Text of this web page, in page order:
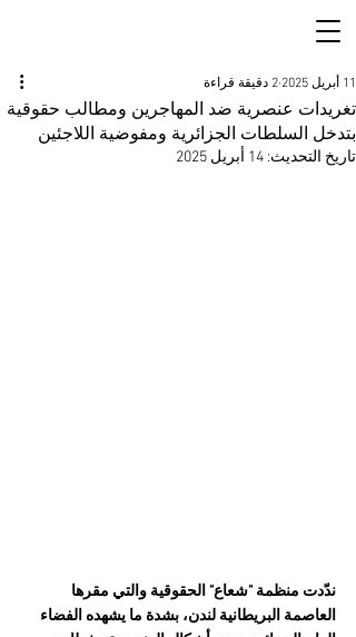
تغريدات عنصرية ضد المهاجرين ومطالب حقوقية
بتدخل السلطات الجزائرية ومفوضية اللاجئين
11 أبريل 2025 2 دقيقة قراءة
تاريخ التحديث: 14 أبريل 2025
ندّدت منظمة "شعاع" الحقوقية والتي مقرها
العاصمة البريطانية لندن، بشدة ما يشهده الفضاء